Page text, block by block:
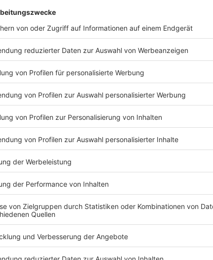
Sprecher bestätigte. Zuvor hatte das «Handelsblatt»
den vergangenen vier Jahren für das
bei BMW verantwortlich.
Bayern